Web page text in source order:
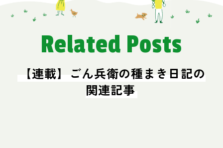
Related Posts
【連載】ごん兵衛の種まき日記の
関連記事